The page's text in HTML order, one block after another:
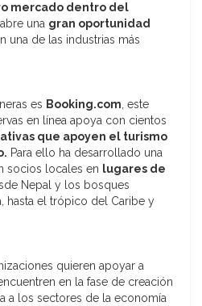
mercado dentro del
una gran oportunidad
una de las industrias más
es Booking.com, este
en línea apoya con cientos
que apoyen el turismo
Para ello ha desarrollado una
socios locales en lugares de
Nepal y los bosques
hasta el trópico del Caribe y
quieren apoyar a
en la fase de creación
a los sectores de la economía